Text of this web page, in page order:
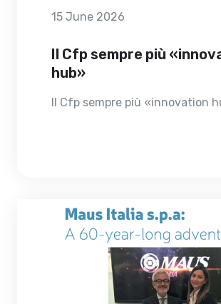
15 June 2026
Il Cfp sempre più
hub»
Il Cfp sempre più «innovation